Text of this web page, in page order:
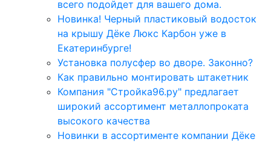
всего подойдет для вашего дома.
Новинка! Черный пластиковый водосток
на крышу Дёке Люкс Карбон уже в
Екатеринбурге!
Установка полусфер во дворе. Законно?
Как правильно монтировать штакетник
Компания "Стройка96.ру" предлагает
широкий ассортимент металлопроката
высокого качества
Новинки в ассортименте компании Дёке